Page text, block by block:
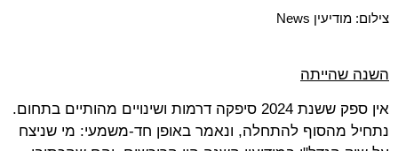
צילום: מודיעין News
השנה שהייתה
אין ספק ששנת 2024 סיפקה דרמות ושינויים מהותיים בתחום.
נתחיל מהסוף להתחלה, ונאמר באופן חד-משמעי: מי שניצח